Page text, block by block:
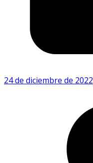
24 de diciembre de 2022